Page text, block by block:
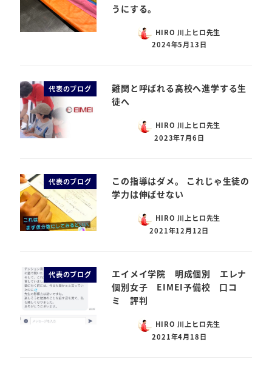
うにする。
HIRO 川上ヒロ先生
2024年5月13日
代表のブログ
難関と呼ばれる高校へ進学する生
徒へ
HIRO 川上ヒロ先生
2023年7月6日
代表のブログ
この指導はダメ。 これじゃ生徒の
学力は伸ばせない
HIRO 川上ヒロ先生
2021年12月12日
代表のブログ
エイメイ学院 明成個別 エレナ
個別女子 EIMEI予備校 口コ
ミ 評判
HIRO 川上ヒロ先生
2021年4月18日